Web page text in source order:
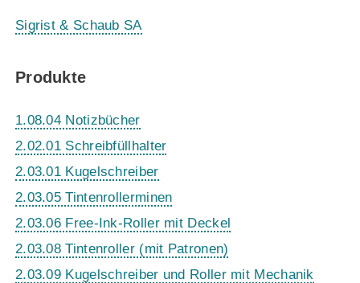
Sigrist & Schaub SA
Produkte
1.08.04 Notizbücher
2.02.01 Schreibfüllhalter
2.03.01 Kugelschreiber
2.03.05 Tintenrollerminen
2.03.06 Free-Ink-Roller mit Deckel
2.03.08 Tintenroller (mit Patronen)
2.03.09 Kugelschreiber und Roller mit Mechanik